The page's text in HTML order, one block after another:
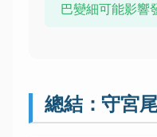
巴變細可能影響
總結：守宮